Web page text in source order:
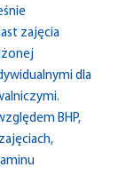
zajęcia
dla
BHP,